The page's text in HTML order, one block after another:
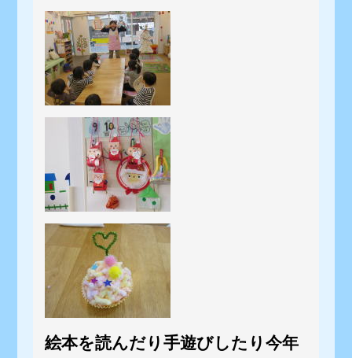
絵本を読んだり手遊びしたり今年